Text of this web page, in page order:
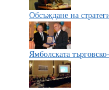
Обсъждане на
Ямболската